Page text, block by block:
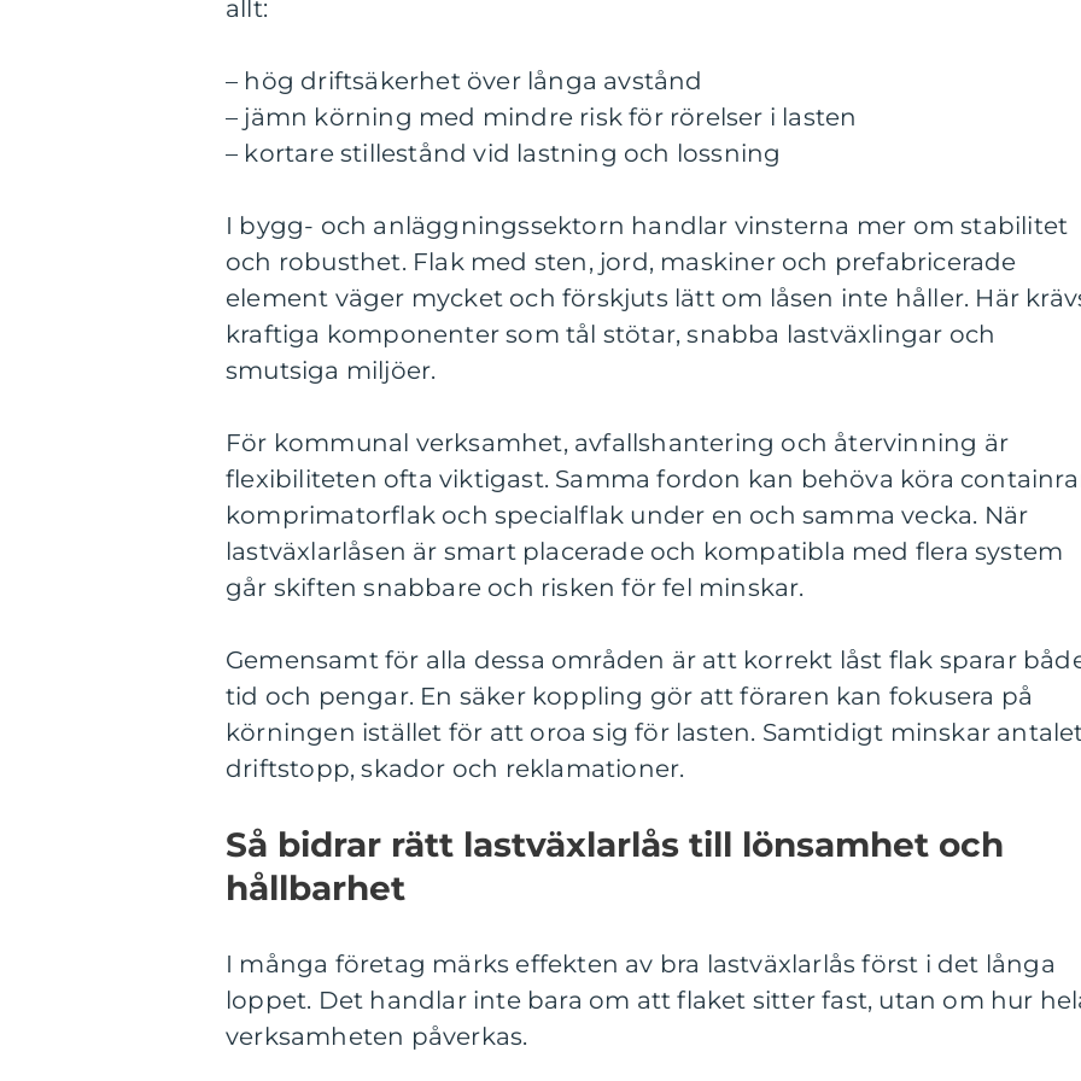
allt:
– hög driftsäkerhet över långa avstånd
– jämn körning med mindre risk för rörelser i lasten
– kortare stillestånd vid lastning och lossning
I bygg- och anläggningssektorn handlar vinsterna mer om stabilitet
och robusthet. Flak med sten, jord, maskiner och prefabricerade
element väger mycket och förskjuts lätt om låsen inte håller. Här
kraftiga komponenter som tål stötar, snabba lastväxlingar och
smutsiga miljöer.
För kommunal verksamhet, avfallshantering och återvinning är
flexibiliteten ofta viktigast. Samma fordon kan behöva köra
komprimatorflak och specialflak under en och samma vecka. När
lastväxlarlåsen är smart placerade och kompatibla med flera system
går skiften snabbare och risken för fel minskar.
Gemensamt för alla dessa områden är att korrekt låst flak sparar
tid och pengar. En säker koppling gör att föraren kan fokusera på
körningen istället för att oroa sig för lasten. Samtidigt minskar
driftstopp, skador och reklamationer.
Så bidrar rätt lastväxlarlås till lönsamhet och
hållbarhet
I många företag märks effekten av bra lastväxlarlås först i det långa
loppet. Det handlar inte bara om att flaket sitter fast, utan om hur
verksamheten påverkas.